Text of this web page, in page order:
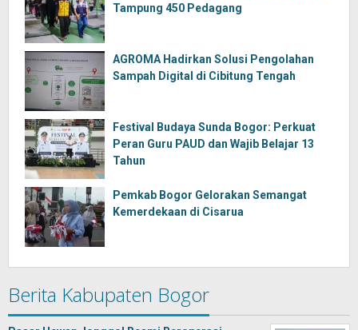
Tampung 450 Pedagang
AGROMA Hadirkan Solusi Pengolahan
Sampah Digital di Cibitung Tengah
Festival Budaya Sunda Bogor: Perkuat
Peran Guru PAUD dan Wajib Belajar 13
Tahun
Pemkab Bogor Gelorakan Semangat
Kemerdekaan di Cisarua
Berita Kabupaten Bogor